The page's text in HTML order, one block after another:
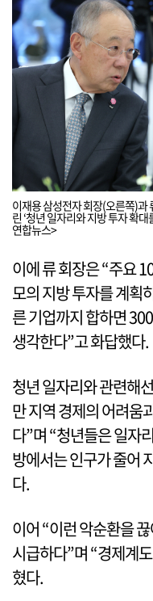
이재용 삼성전자 회장(오른쪽)과
린 ‘청년 일자리와 지방 투자 확
연합뉴스>
이에 류 회장은 “주요
모의 지방 투자를 계획
른 기업까지 합하면
생각한다”고 화답했다.
청년 일자리와 관련해
만 지역 경제의 어려움
다”며 “청년들은 일자
방에서는 인구가 줄어
다.
이어 “이런 악순환을
시급하다”며 “경제계
혔다.